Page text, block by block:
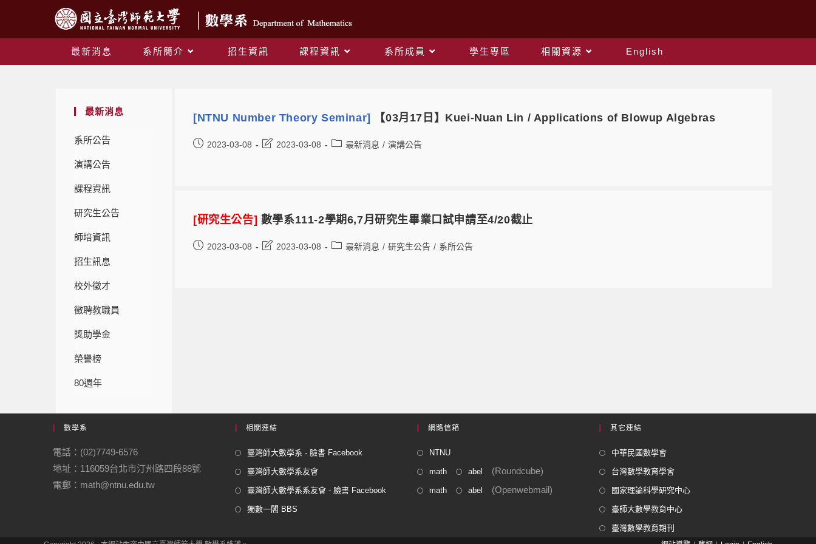
最新消息 系所簡介 招生資訊 課程資訊 系所成員 學生專區 相關資源
English
最新消息
系所公告
演講公告
課程資訊
研究生公告
師培資訊
招生訊息
校外徵才
徵聘教職員
獎助學金
榮譽榜
80週年
[NTNU Number Theory Seminar] 【03月17日】Kuei-Nuan Lin / Applications of Blowup Algebras
2023-03-08 2023-03-08 最新消息 / 演講公告
[研究生公告] 數學系111-2學期6,7月研究生畢業口試申請至4/20截止
2023-03-08 2023-03-08 最新消息 / 研究生公告 / 系所公告
數學系
電話：(02)7749-6576
地址：116059台北市汀州路四段88號
電郵：math@ntnu.edu.tw
相關連結
臺灣師大數學系 - 臉書 Facebook
臺灣師大數學系友會
臺灣師大數學系系友會 - 臉書 Facebook
獨數一閣 BBS
網路信箱
NTNU
math abel (Roundcube)
math abel (Openwebmail)
其它連結
中華民國數學會
台灣數學教育學會
國家理論科學研究中心
臺師大數學教育中心
臺灣數學教育期刊